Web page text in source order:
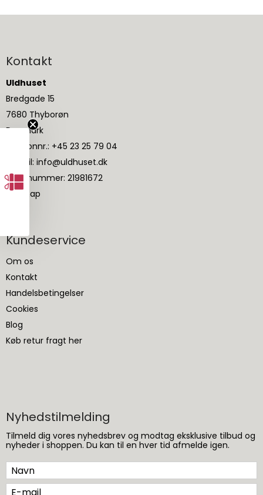
Kontakt
Uldhuset
Bredgade 15
7680 Thyborøn
Danmark
Telefonnr.: +45 23 25 79 04
E-mail: info@uldhuset.dk
CVR-nummer: 21981672
Sitemap
Kundeservice
Om os
Kontakt
Handelsbetingelser
Cookies
Blog
Køb retur fragt her
Nyhedstilmelding
Tilmeld dig vores nyhedsbrev og modtag eksklusive tilbud og
nyheder i shoppen. Du kan til en hver tid afmelde igen.